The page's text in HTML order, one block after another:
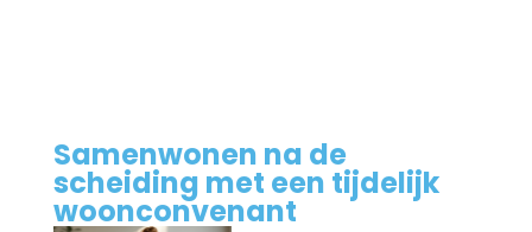
Samenwonen na de
scheiding met een tijdelijk
woonconvenant